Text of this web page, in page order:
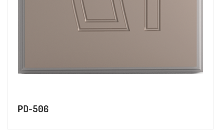
PD-506